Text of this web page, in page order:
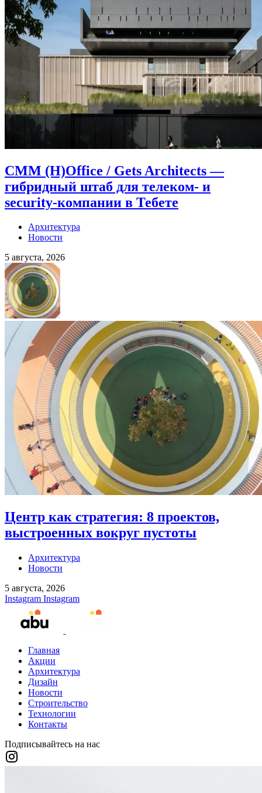
CMM (H)Office / Gets Architects —
гибридный штаб для телеком- и
security-компании в Тебете
Архитектура
Новости
5 августа, 2026
Центр как стратегия: 8 проектов,
выстроенных вокруг пустоты
Архитектура
Новости
5 августа, 2026
Instagram Instagram
Главная
Акции
Архитектура
Дизайн
Новости
Строительство
Технологии
Контакты
Подписывайтесь на нас